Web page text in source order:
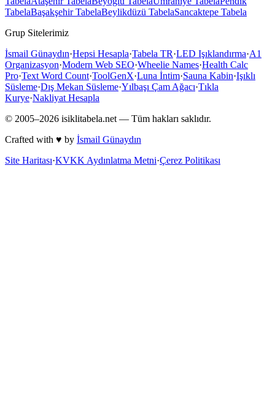
TabelaBaşakşehirTabelaBeylikdüzü TabelaSancaktepe Tabela
Grup Sitelerimiz
İsmail Günaydın·Hepsi Hesapla·Tabela TR·LED Işıklandırma·A1
Organizasyon·Modern Web SEO·Wheelie Names·Health Calc
Pro·Text Word Count·ToolGenX·Luna İntim·Sauna Kabin·Işıklı
Süsleme·Dış Mekan Süsleme·Yılbaşı Çam Ağacı·Tıkla
Kurye·Nakliyat Hesapla
© 2005–2026 isiklitabela.net — Tüm hakları saklıdır.
Crafted with ♥ by İsmail Günaydın
Site Haritası·KVKK Aydınlatma Metni·Çerez Politikası